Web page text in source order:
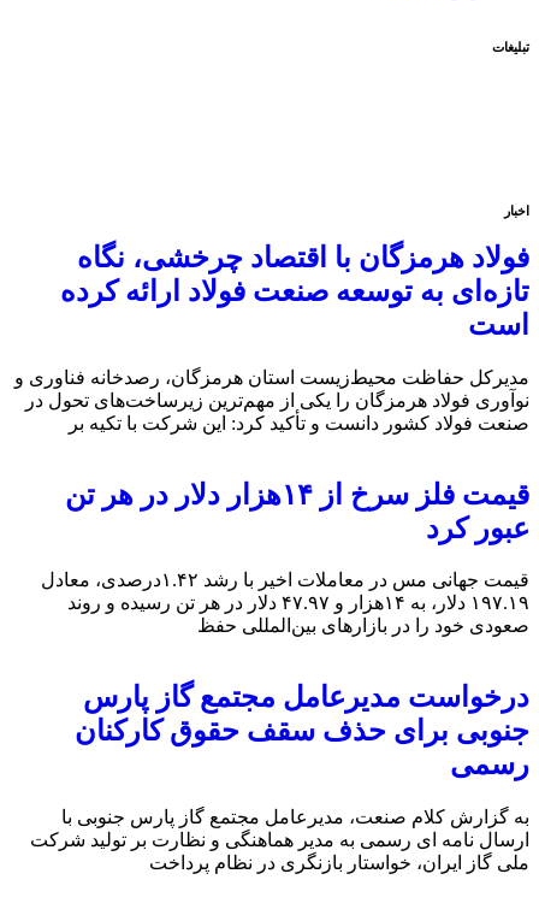
تبلیغات
اخبار
فولاد هرمزگان با اقتصاد چرخشی، نگاه
تازه‌ای به توسعه صنعت فولاد ارائه کرده
است
مدیرکل حفاظت محیط‌زیست استان هرمزگان، رصدخانه فناوری و
نوآوری فولاد هرمزگان را یکی از مهم‌ترین زیرساخت‌های تحول در
صنعت فولاد کشور دانست و تأکید کرد: این شرکت با تکیه بر
قیمت فلز سرخ از ۱۴هزار دلار در هر تن
عبور کرد
قیمت جهانی مس در معاملات اخیر با رشد ۱.۴۲درصدی، معادل
۱۹۷.۱۹ دلار، به ۱۴هزار و ۴۷.۹۷ دلار در هر تن رسیده و روند
صعودی خود را در بازارهای بین‌المللی حفظ
درخواست مدیرعامل مجتمع گاز پارس
جنوبی برای حذف سقف حقوق کارکنان
رسمی
به گزارش کلام صنعت، مدیرعامل مجتمع گاز پارس جنوبی با
ارسال نامه ای رسمی به مدیر هماهنگی و نظارت بر تولید شرکت
ملی گاز ایران، خواستار بازنگری در نظام پرداخت